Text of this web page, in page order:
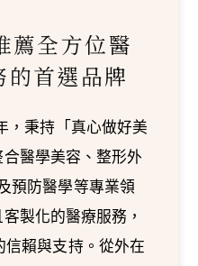
薦全方位醫
首選品牌
秉持「真心做好美
醫學美容、整形外
預防醫學等專業領
製化的醫療服務，
賴與支持。從外在